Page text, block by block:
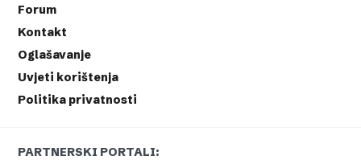
Forum
Kontakt
Oglašavanje
Uvjeti korištenja
Politika privatnosti
PARTNERSKI PORTALI: